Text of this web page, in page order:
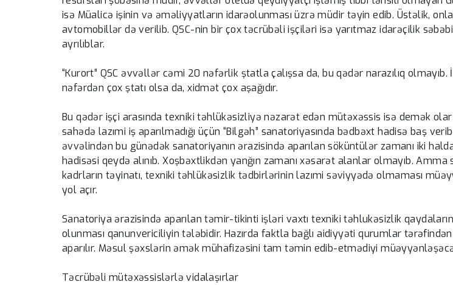
isə Müalicə işinin və əməliyyatların idarəolunması üzrə müdir təyin edib. Üstəlik,
avtomobillər də verilib. QSC-nin bir çox təcrübəli işçiləri isə yarıtmaz idarəçilik
ayrılıblar.
“Kurort” QSC əvvəllər cəmi 20 nəfərlik ştatla çalışsa da, bu qədər narazılıq olmayıb.
nəfərdən çox ştatı olsa da, xidmət çox aşağıdır.
Bu qədər işçi arasında texniki təhlükəsizliyə nəzarət edən mütəxəssis isə demək olar
sahədə lazımi iş aparılmadığı üçün “Bilgəh” sanatoriyasında bədbəxt hadisə baş
əvvəlindən bu günədək sanatoriyanın ərazisində aparılan söküntülər zamanı iki
hadisəsi qeydə alınıb. Xoşbəxtlikdən yanğın zamanı xəsarət alanlar olmayıb. Amma
kadrların təyinatı, texniki təhlükəsizlik tədbirlərinin lazımi səviyyədə olmaması
yol açır.
Sanatoriya ərazisində aparılan təmir-tikinti işləri vaxtı texniki təhlukəsizlik
olunması qanunvericiliyin tələbidir. Hazırda faktla bağlı aidiyyəti qurumlar tərəfindən
aparılır. Məsul şəxslərin əmək mühafizəsini tam təmin edib-etmədiyi
Təcrübəli mütəxəssislərlə vidalaşırlar